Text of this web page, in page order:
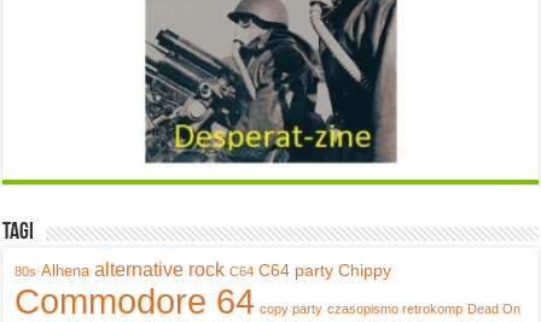
Tagi
80s Alhena alternative rock C64 C64 party Chippy
Commodore 64 copy party czasopismo retrokomp Dead On